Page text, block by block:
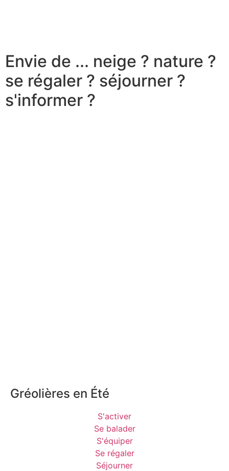
Envie de ... neige ? nature ?
se régaler ? séjourner ?
s'informer ?
Gréolières en Été
S'activer
Se balader
S'équiper
Se régaler
Séjourner